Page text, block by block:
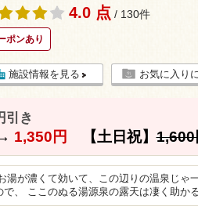
4.0 点 / 130件
ポンあり
施設情報を見る お気に入り
引き
1,350円 【土日祝】1,600
湯が濃くて効いて、この辺りの温泉じゃ
で、 ここのぬる湯源泉の露天は凄く助か